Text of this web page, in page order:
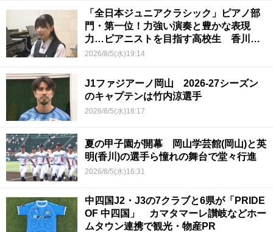
「全日本ジュニアクラシック」ピアノ部
門・第一位！力強い演奏と豊かな表現
力…ピアニストを目指す高校生 香川
【青春のキセキ】
2026/8/5(水)19:14
J1ファジアーノ岡山 2026-27シーズン
のキャプテンは竹内涼選手
2026/8/5(水)18:17
夏の甲子園が開幕 岡山学芸館(岡山)と英
明(香川)の選手ら憧れの舞台で堂々行進
2026/8/5(水)16:31
中四国J2・J3の7クラブと6県が「PRIDE
OF 中四国」 カマタマーレ讃岐などホー
ムタウン連携で観光・物産PR